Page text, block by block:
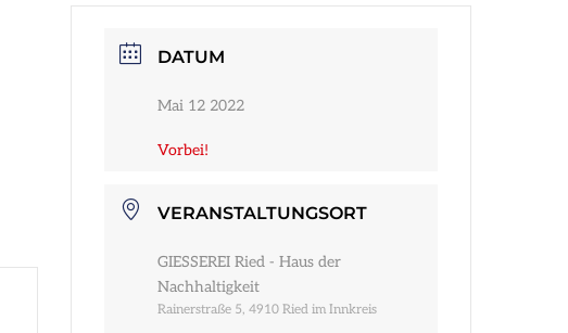
DATUM
Mai 12 2022
Vorbei!
VERANSTALTUNGSORT
GIESSEREI Ried - Haus der
Nachhaltigkeit
Rainerstraße 5, 4910 Ried im Innkreis